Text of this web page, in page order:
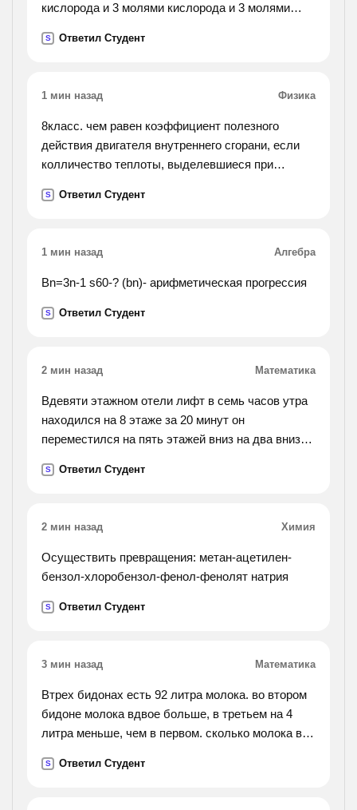
кислорода и 3 молями кислорода и 3 молями
азота и кислорода в оставшейся газовой смеси
S Ответил Студент
1 мин назад Физика
8класс. чем равен коэффициент полезного
действия двигателя внутреннего сгорани, если
колличество теплоты, выделевшиеся при
совершенная полезная работа двиготеля ровно
S Ответил Студент
1 мин назад Алгебра
Bn=3n-1 s60-? (bn)- арифметическая прогрессия
S Ответил Студент
2 мин назад Математика
Вдевяти этажном отели лифт в семь часов утра
находился на 8 этаже за 20 минут он
переместился на пять этажей вниз на два вниз
вниз на каком этаже лифт ноходится после всех
этажа 2.7 метра?
S Ответил Студент
2 мин назад Химия
Осуществить превращения: метан-ацетилен-
бензол-хлоробензол-фенол-фенолят натрия
S Ответил Студент
3 мин назад Математика
Втрех бидонах есть 92 литра молока. во втором
бидоне молока вдвое больше, в третьем на 4
литра меньше, чем в первом. сколько молока в
S Ответил Студент